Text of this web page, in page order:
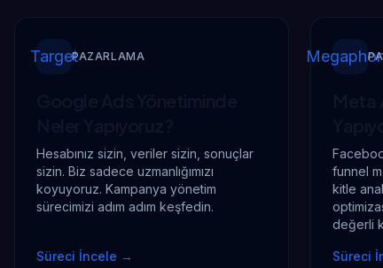
TargetPAZARLAMA
Hesabınız sizin, veriler sizin, sonuçlar
sizin. Biz sadece uzmanlığımızı
koyuyoruz. Kampanya yönetim
sürecimizi adım adım keşfedin.
Süreci İncele →
funnel
kitle
değerli
Süreci